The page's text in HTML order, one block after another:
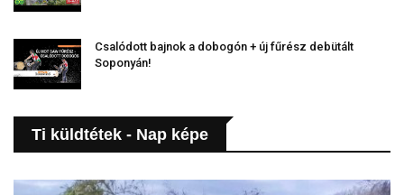
Csalódott bajnok a dobogón + új fűrész debütált
Soponyán!
Ti küldtétek - Nap képe